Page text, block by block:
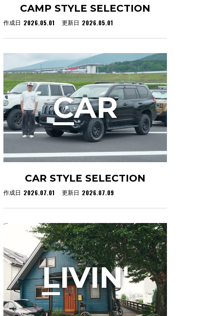
CAMP STYLE SELECTION
作成日 2026.05.01 更新日 2026.05.01
CAR STYLE SELECTION
作成日 2026.07.01 更新日 2026.07.09
CAR
LIVIN'